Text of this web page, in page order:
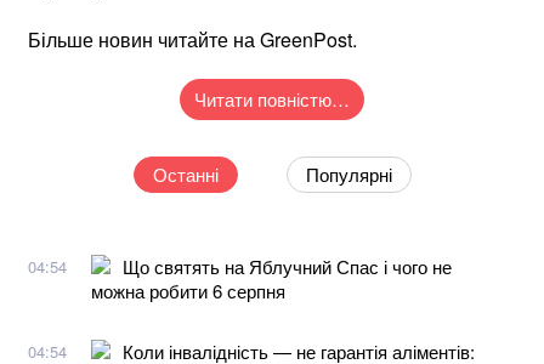
Більше новин читайте на GreenPost.
Читати повністю…
Останні Популярні
04:54
Що святять на Яблучний Спас і чого не
можна робити 6 серпня
04:54
Коли інвалідність — не гарантія аліментів: